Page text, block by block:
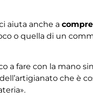
aiuta anche a
o quella di un
a fare con la mano
che è